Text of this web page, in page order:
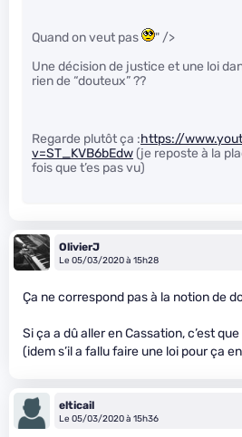
Quand on veut pas
" />
Une décision de justice et une loi
rien de “douteux” ??
Regarde plutôt ça :https://
v=ST_KVB6bEdw(je reposte à la
fois que t’es pas vu)
OlivierJ
Le 05/03/2020 à 15h28
Ça ne correspond pas à la notion de
Si ça a dû aller en Cassation, c’est
(idem s’il a fallu faire une loi pour ça
elticail
Le 05/03/2020 à 15h36